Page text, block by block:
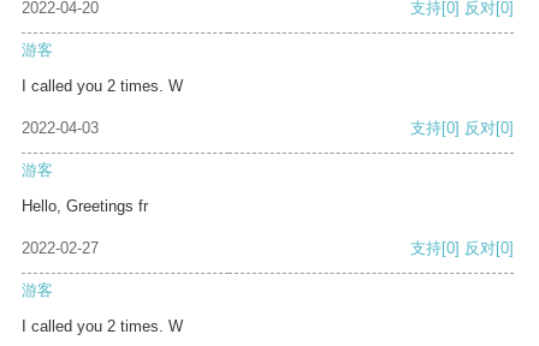
2022-04-20 支持[0] 反对[0]
游客
I called you 2 times. W
2022-04-03 支持[0] 反对[0]
游客
Hello, Greetings fr
2022-02-27 支持[0] 反对[0]
游客
I called you 2 times. W